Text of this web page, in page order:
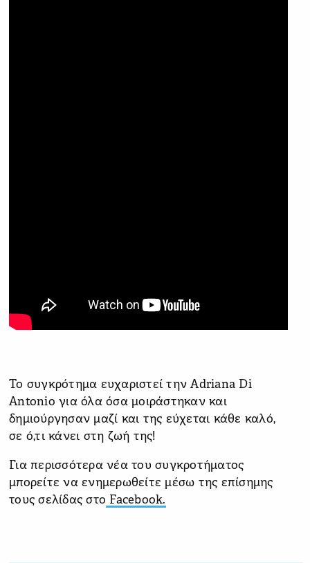
Το συγκρότημα ευχαριστεί την Adriana Di
Antonio για όλα όσα μοιράστηκαν και
δημιούργησαν μαζί και της εύχεται κάθε καλό,
σε ό,τι κάνει στη ζωή της!
Για περισσότερα νέα του συγκροτήματος
μπορείτε να ενημερωθείτε μέσω της επίσημης
τους σελίδας στο Facebook.